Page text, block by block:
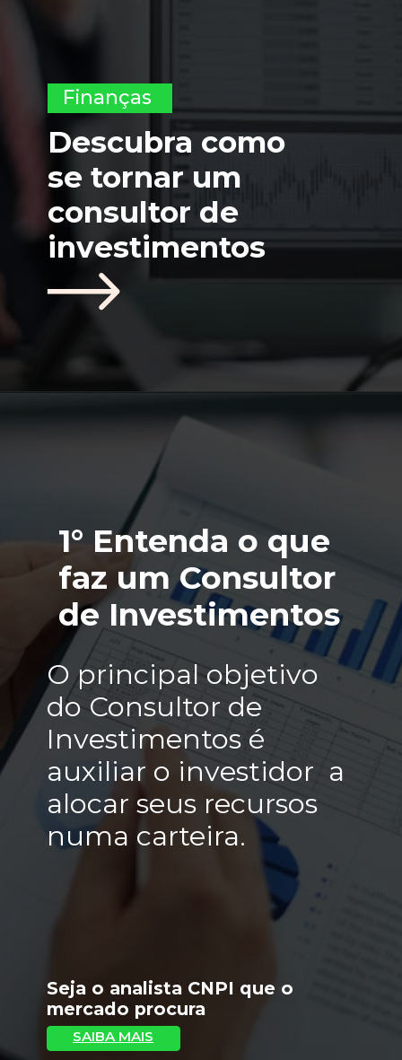
Descubra como
se tornar um
consultor de
investimentos
Finanças
O principal objetivo
do Consultor de
Investimentos é
auxiliar o investidor  a
alocar seus recursos
numa carteira.
1° Entenda o que
faz um Consultor
de Investimentos
Seja o analista CNPI que o
mercado procura
SAIBA MAIS